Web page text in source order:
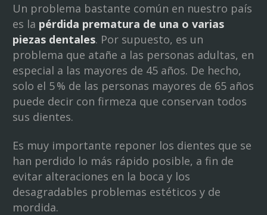
Un problema bastante común en nuestro país
es la pérdida prematura de una o varias
piezas dentales. Por supuesto, es un
problema que atañe a las personas adultas, en
especial a las mayores de 45 años. De hecho,
solo el 5 % de las personas mayores de 65 años
puede decir con firmeza que conservan todos
sus dientes.
Es muy importante reponer los dientes que se
han perdido lo más rápido posible, a fin de
evitar alteraciones en la boca y los
desagradables problemas estéticos y de
mordida.